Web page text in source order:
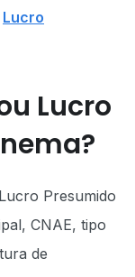
Lucro
Lucro
Presumido
CNAE, tipo
de